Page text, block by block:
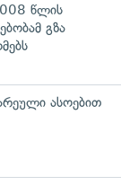
წლის
გზა
ასოებით